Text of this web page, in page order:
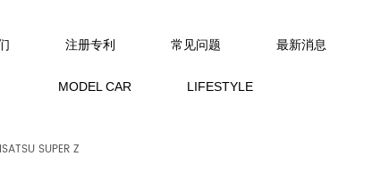
注册专利 常见问题 最新消息
MODEL CAR LIFESTYLE
SUPER Z